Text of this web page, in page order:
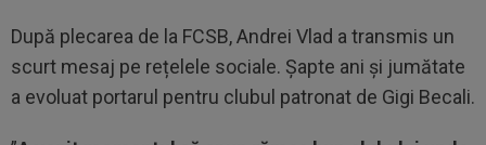
După plecarea de la FCSB, Andrei Vlad a transmis un
scurt mesaj pe rețelele sociale. Șapte ani și jumătate
a evoluat portarul pentru clubul patronat de Gigi Becali.